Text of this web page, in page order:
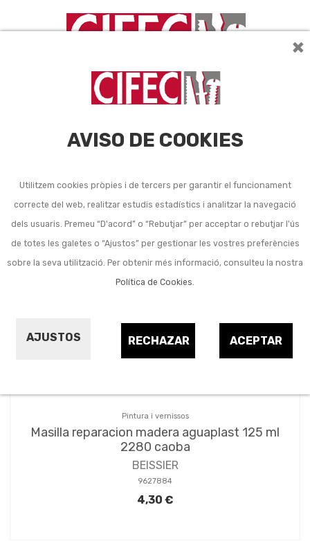
×
AVISO DE COOKIES
Utilitzem cookies pròpies i de tercers per garantir el funcionament
correcte del web, realitzar estudis estadístics i analitzar la navegació
dels usuaris. Premeu “D'acord” o “Rebutjar” per acceptar o rebutjar l'ús
de totes les galetes o “Ajustos” per gestionar les vostres preferències
sobre la seva utilització. Per obtenir més informació, consulteu la nostra
Política de Cookies.
AJUSTOS ACEPTAR
RECHAZAR
Ceres, massilles i
retocadors de la fusta
Pintura i vernissos
Masilla reparacion madera aguaplast 125 ml
2280 caoba
BEISSIER
9627884
4,30 €